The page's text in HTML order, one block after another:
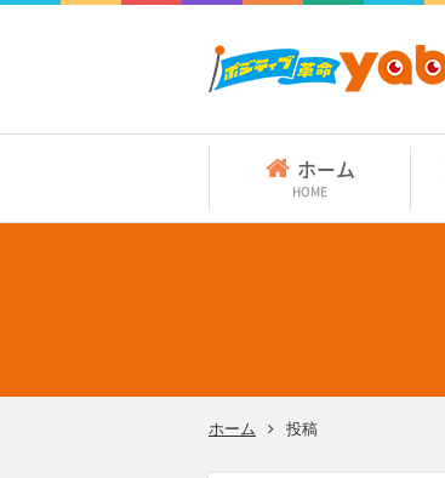
ホーム
HOME
ホーム 投稿